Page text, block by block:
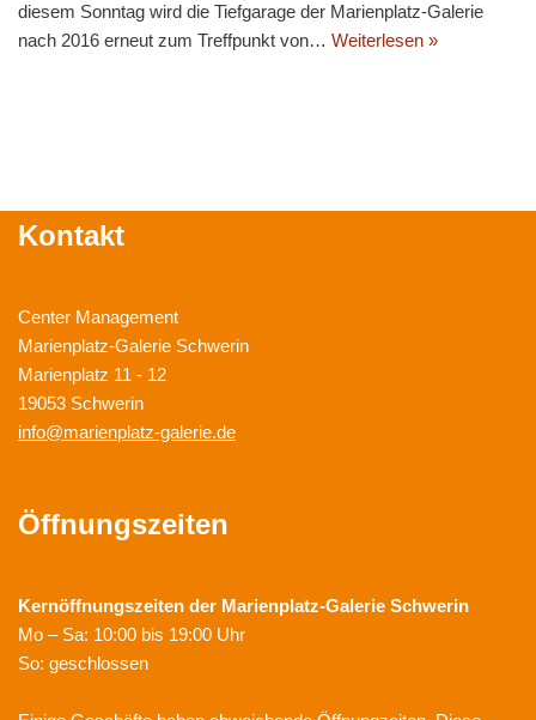
diesem Sonntag wird die Tiefgarage der Marienplatz-Galerie
nach 2016 erneut zum Treffpunkt von… Weiterlesen »
Kontakt
Center Management
Marienplatz-Galerie Schwerin
Marienplatz 11 - 12
19053 Schwerin
info@marienplatz-galerie.de
Öffnungszeiten
Kernöffnungszeiten der Marienplatz-Galerie Schwerin
Mo – Sa: 10:00 bis 19:00 Uhr
So: geschlossen